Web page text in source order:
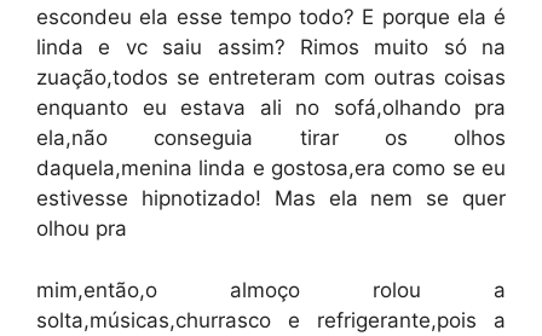
escondeu ela esse tempo todo? E porque ela é
linda e vc saiu assim? Rimos muito só na
zuação,todos se entreteram com outras coisas
enquanto eu estava ali no sofá,olhando pra
ela,não conseguia tirar os olhos
daquela,menina linda e gostosa,era como se eu
estivesse hipnotizado! Mas ela nem se quer
olhou pra
mim,então,o almoço rolou a
solta,músicas,churrasco e refrigerante,pois a